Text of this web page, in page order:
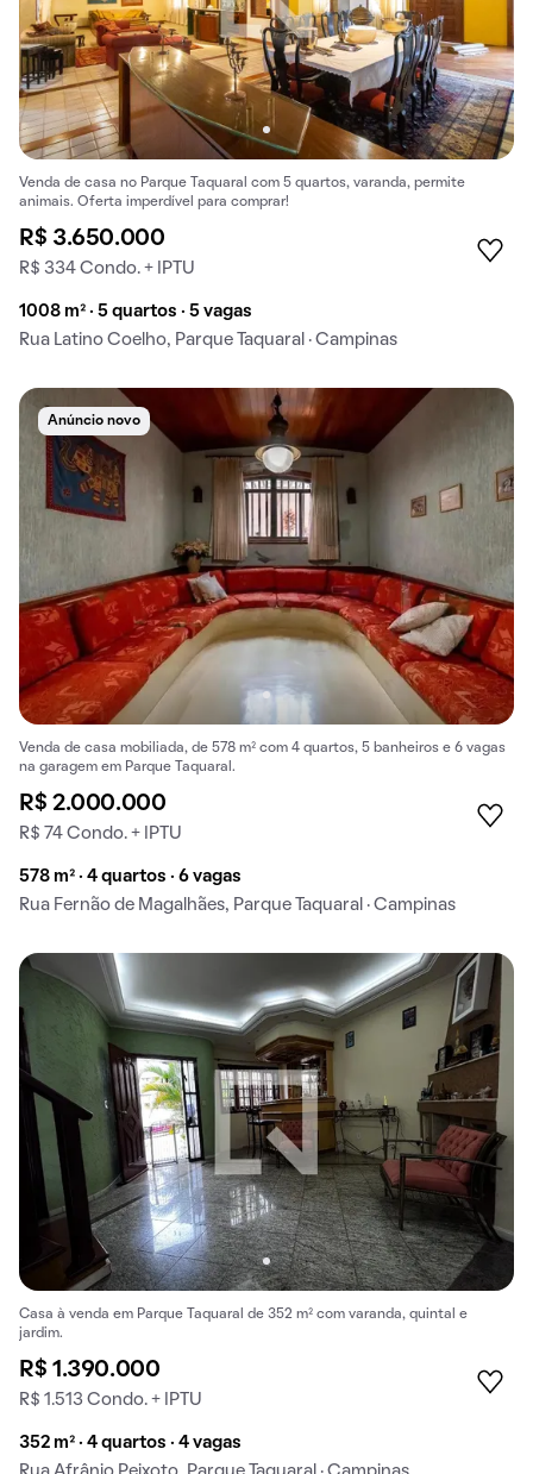
Venda de casa no Parque Taquaral com 5 quartos, varanda, permite
animais. Oferta imperdível para comprar!
R$ 3.650.000
R$ 334 Condo. + IPTU
1008 m² · 5 quartos · 5 vagas
Rua Latino Coelho, Parque Taquaral · Campinas
Anúncio novo
Venda de casa mobiliada, de 578 m² com 4 quartos, 5 banheiros e 6 vagas
na garagem em Parque Taquaral.
R$ 2.000.000
R$ 74 Condo. + IPTU
578 m² · 4 quartos · 6 vagas
Rua Fernão de Magalhães, Parque Taquaral · Campinas
Casa à venda em Parque Taquaral de 352 m² com varanda, quintal e
jardim.
R$ 1.390.000
R$ 1.513 Condo. + IPTU
352 m² · 4 quartos · 4 vagas